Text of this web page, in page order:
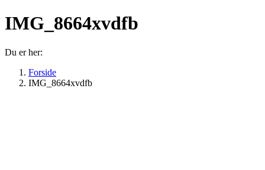
IMG_8664xvdfb
Du er her:
Forside
IMG_8664xvdfb